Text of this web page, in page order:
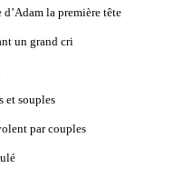
d’Adam la première tête
un grand cri
et souples
par couples